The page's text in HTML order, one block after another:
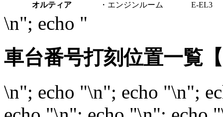
オルティア
・エンジンルーム E-EL3
\n"; echo "
車台番号打刻位置一覧
\n"; echo "\n"; echo "\n";